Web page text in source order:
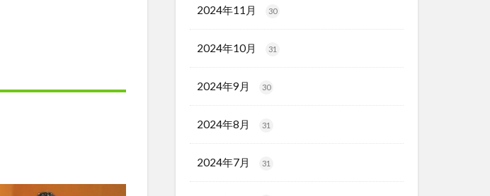
2024年11月 30
2024年10月 31
2024年9月 30
2024年8月 31
2024年7月 31